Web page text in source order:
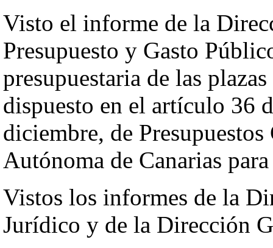
Visto el informe de la
Presupuesto y Gasto
presupuestaria de las
dispuesto en el artículo 36
diciembre, de
Autónoma de Canarias
Vistos los informes de la
Jurídico y de la Dirección